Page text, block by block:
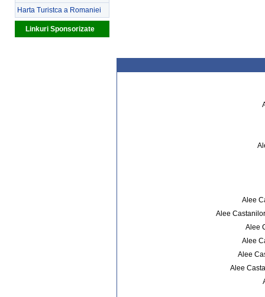
Harta Turistca a Romaniei
Linkuri Sponsorizate
Alee
Alee
Alee
Alee
Alee
Alee